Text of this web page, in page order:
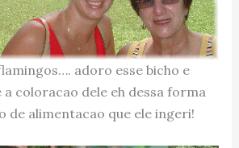
adoro esse bicho e
a coloracao dele eh dessa forma
de alimentacao que ele ingeri!